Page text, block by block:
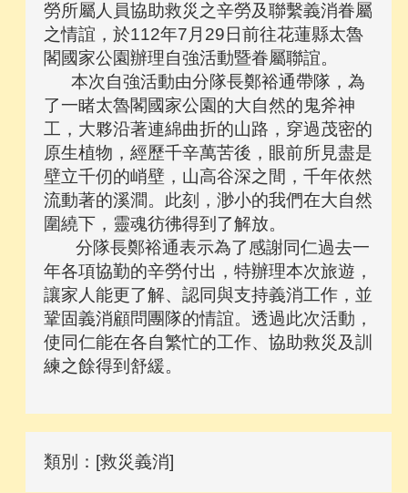
勞所屬人員協助救災之辛勞及聯繫義消眷屬
之情誼，於112年7月29日前往花蓮縣太魯
閣國家公園辦理自強活動暨眷屬聯誼。
本次自強活動由分隊長鄭裕通帶隊，為
了一睹太魯閣國家公園的大自然的鬼斧神
工，大夥沿著連綿曲折的山路，穿過茂密的
原生植物，經歷千辛萬苦後，眼前所見盡是
壁立千仞的峭壁，山高谷深之間，千年依然
流動著的溪澗。此刻，渺小的我們在大自然
圍繞下，靈魂彷彿得到了解放。
分隊長鄭裕通表示為了感謝同仁過去一
年各項協勤的辛勞付出，特辦理本次旅遊，
讓家人能更了解、認同與支持義消工作，並
鞏固義消顧問團隊的情誼。透過此次活動，
使同仁能在各自繁忙的工作、協助救災及訓
練之餘得到舒緩。
類別：[救災義消]